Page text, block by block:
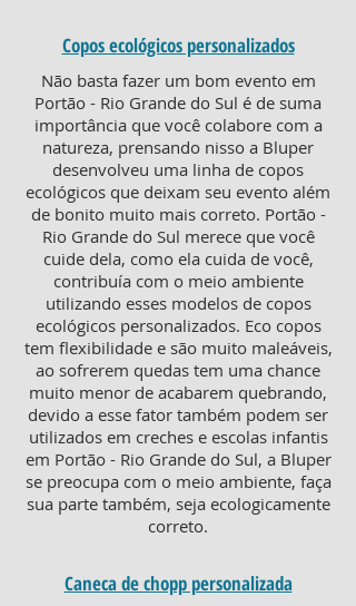
Copos ecológicos personalizados
Não basta fazer um bom evento em
Portão - Rio Grande do Sul é de suma
importância que você colabore com a
natureza, prensando nisso a Bluper
desenvolveu uma linha de copos
ecológicos que deixam seu evento além
de bonito muito mais correto. Portão -
Rio Grande do Sul merece que você
cuide dela, como ela cuida de você,
contribuía com o meio ambiente
utilizando esses modelos de copos
ecológicos personalizados. Eco copos
tem flexibilidade e são muito maleáveis,
ao sofrerem quedas tem uma chance
muito menor de acabarem quebrando,
devido a esse fator também podem ser
utilizados em creches e escolas infantis
em Portão - Rio Grande do Sul, a Bluper
se preocupa com o meio ambiente, faça
sua parte também, seja ecologicamente
correto.
Caneca de chopp personalizada